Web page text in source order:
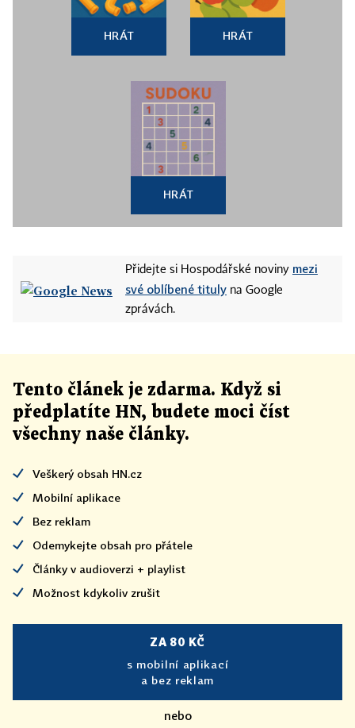
HRÁT HRÁT
HRÁT
Přidejte si Hospodářské noviny mezi
své oblíbené tituly na Google
zprávách.
Tento článek je zdarma. Když si
předplatíte HN, budete moci číst
všechny naše články.
Veškerý obsah HN.cz
Mobilní aplikace
Bez reklam
Odemykejte obsah pro přátele
Články v audioverzi + playlist
Možnost kdykoliv zrušit
ZA 80 KČ
s mobilní aplikací
a bez reklam
nebo